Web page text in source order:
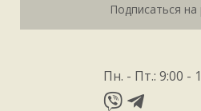
Подписаться на
Пн. - Пт.: 9:00 -